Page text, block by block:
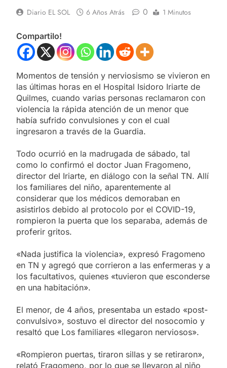
Diario EL SOL 6 Años Atrás 0 1 Minutos
Compartilo!
Momentos de tensión y nerviosismo se vivieron en
las últimas horas en el Hospital Isidoro Iriarte de
Quilmes, cuando varias personas reclamaron con
violencia la rápida atención de un menor que
había sufrido convulsiones y con el cual
ingresaron a través de la Guardia.
Todo ocurrió en la madrugada de sábado, tal
como lo confirmó el doctor Juan Fragomeno,
director del Iriarte, en diálogo con la señal TN. Allí
los familiares del niño, aparentemente al
considerar que los médicos demoraban en
asistirlos debido al protocolo por el COVID-19,
rompieron la puerta que los separaba, además de
proferir gritos.
«Nada justifica la violencia», expresó Fragomeno
en TN y agregó que corrieron a las enfermeras y a
los facultativos, quienes «tuvieron que esconderse
en una habitación».
El menor, de 4 años, presentaba un estado «post-
convulsivo», sostuvo el director del nosocomio y
resaltó que Los familiares «llegaron nerviosos».
«Rompieron puertas, tiraron sillas y se retiraron»,
relató Fragomeno, por lo que se llevaron al niño